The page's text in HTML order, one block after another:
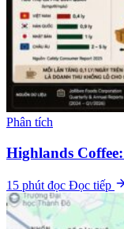
Phân tích
Highlands
15 phút đọc Đọc tiếp